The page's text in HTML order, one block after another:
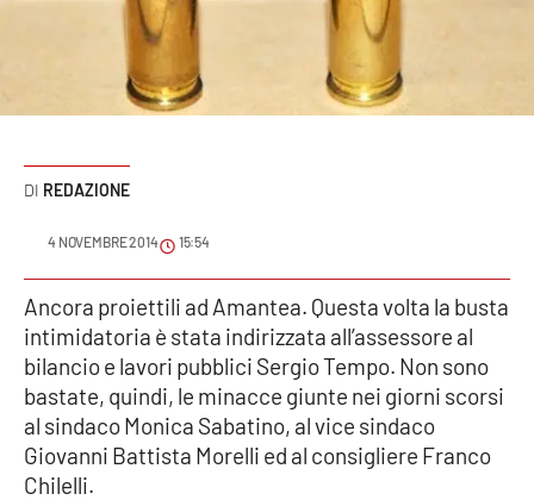
Italia Mondo
Cultura
Podcast
Meteo
Editoriali
VIDEO
REDAZIONE
4 NOVEMBRE 2014 15:54
Ancora proiettili ad Amantea. Questa volta la busta
intimidatoria è stata indirizzata all’assessore al
bilancio e lavori pubblici Sergio Tempo. Non sono
bastate, quindi, le minacce giunte nei giorni scorsi
al sindaco Monica Sabatino, al vice sindaco
Giovanni Battista Morelli ed al consigliere Franco
Chilelli.